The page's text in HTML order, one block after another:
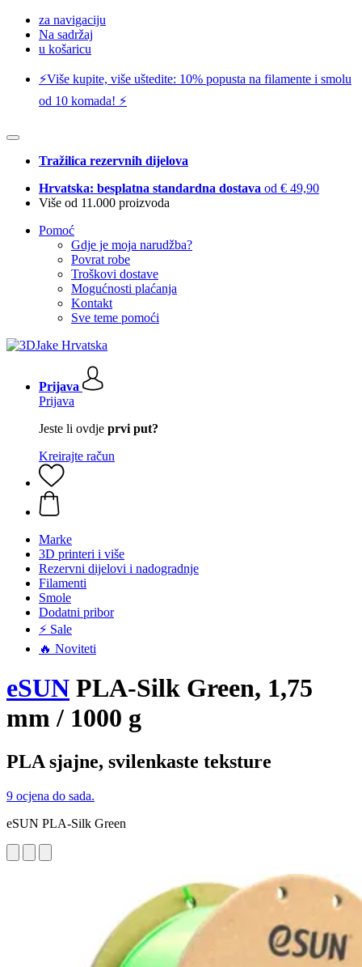
za navigaciju
Na sadržaj
u košaricu
⚡️Više kupite, više uštedite: 10% popusta na filamente i smolu
od 10 komada! ⚡️
Tražilica rezervnih dijelova
Hrvatska: besplatna standardna dostava od € 49,90
Više od 11.000 proizvoda
Pomoć
Gdje je moja narudžba?
Povrat robe
Troškovi dostave
Mogućnosti plaćanja
Kontakt
Sve teme pomoći
Prijava
Prijava
Jeste li ovdje prvi put?
Kreirajte račun
Marke
3D printeri i više
Rezervni dijelovi i nadogradnje
Filamenti
Smole
Dodatni pribor
⚡ Sale
🔥 Noviteti
eSUN PLA-Silk Green, 1,75
mm / 1000 g
PLA sjajne, svilenkaste teksture
9 ocjena do sada.
eSUN PLA-Silk Green